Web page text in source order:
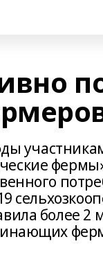
более 2